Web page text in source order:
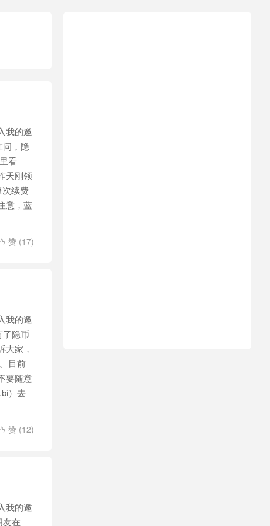
我的邀
，隐
看
天刚领
续费
意，蓝
赞 (17)
我的邀
隐币
大家，
目前
要随意
）去
赞 (12)
我的邀
友在